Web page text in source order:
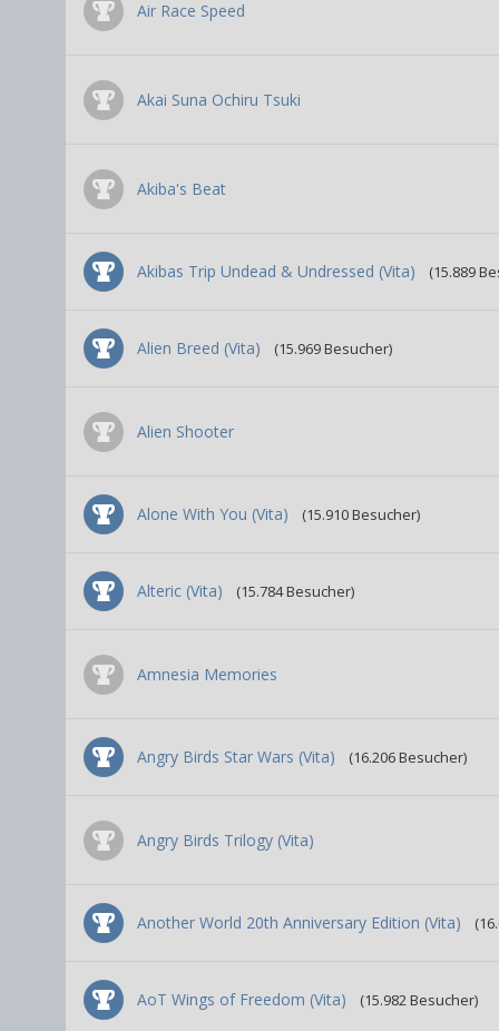
Air Race Speed
Akai Suna Ochiru Tsuki
Akiba's Beat
Akibas Trip Undead & Undressed (Vita) (15.889
Alien Breed (Vita) (15.969 Besucher)
Alien Shooter
Alone With You (Vita) (15.910 Besucher)
Alteric (Vita) (15.784 Besucher)
Amnesia Memories
Angry Birds Star Wars (Vita) (16.206 Besucher)
Angry Birds Trilogy (Vita)
Another World 20th Anniversary Edition (Vita)
AoT Wings of Freedom (Vita) (15.982 Besucher)